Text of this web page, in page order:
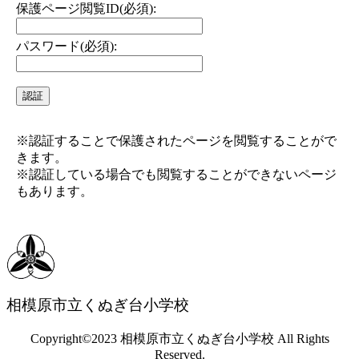
保護ページ閲覧ID(必須):
パスワード(必須):
※認証することで保護されたページを閲覧することがで
きます。
※認証している場合でも閲覧することができないページ
もあります。
相模原市立くぬぎ台小学校
Copyright©2023 相模原市立くぬぎ台小学校 All Rights
Reserved.